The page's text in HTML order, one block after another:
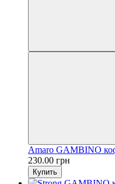
Amaro GAMBINO
230.00 грн
Купить